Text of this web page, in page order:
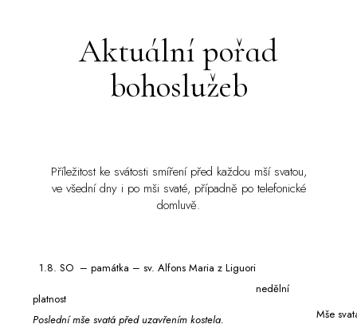
Aktuální pořad
bohoslužeb
Příležitost ke svátosti smíření před každou mší svatou,
ve všední dny i po mši svaté, případně po telefonické
domluvě.
1.8. SO – památka – sv. Alfons Maria z Liguori
nedělní
platnost
Poslední mše svatá před uzavřením kostela.
Mše